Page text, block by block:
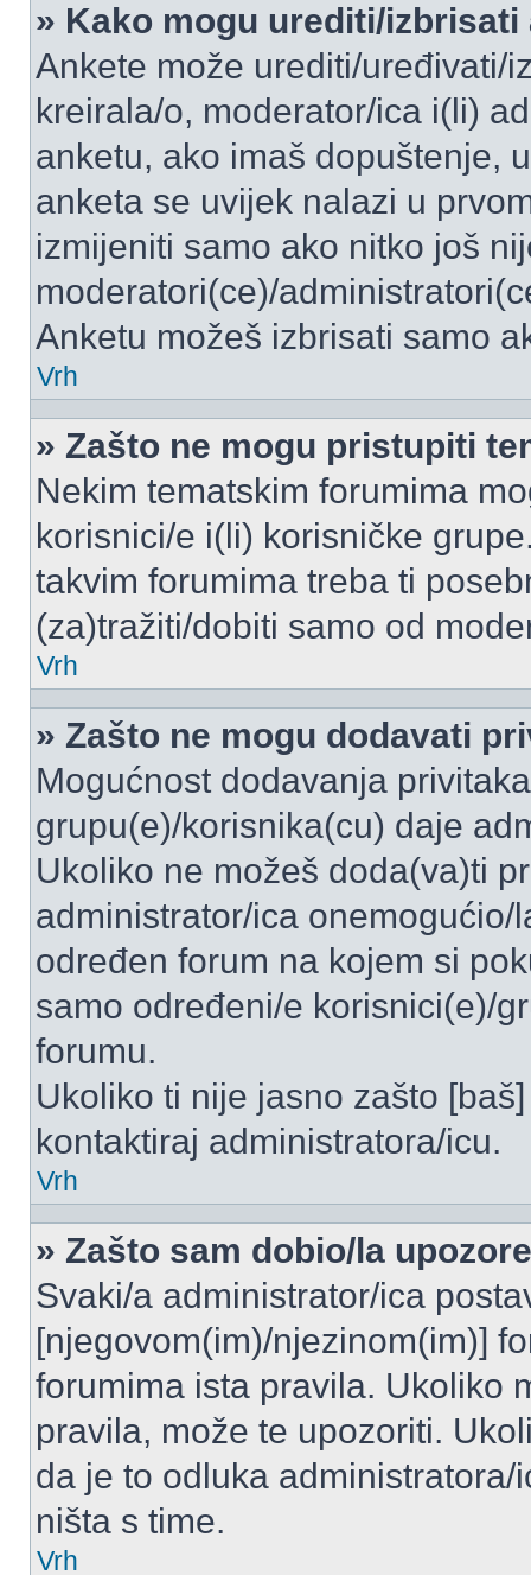
» Kako mogu urediti/izbrisati
Ankete može urediti/uređivati/
kreirala/o, moderator/ica i(li)
anketu, ako imaš dopuštenje,
anketa se uvijek nalazi u
izmijeniti samo ako nitko još
moderatori(ce)/
Anketu možeš izbrisati samo
Vrh
» Zašto ne mogu pristupiti
Nekim tematskim forumima
korisnici/e i(li) korisničke
takvim forumima treba ti
(za)tražiti/dobiti samo od
Vrh
» Zašto ne mogu dodavati
Mogućnost dodavanja
grupu(e)/korisnika(cu) daje
Ukoliko ne možeš doda(va)ti
administrator/ica
određen forum na kojem si
samo određeni/e korisnici(e)/
forumu.
Ukoliko ti nije jasno zašto
kontaktiraj administratora/icu.
Vrh
» Zašto sam dobio/la
Svaki/a administrator/ica
[njegovom(im)/njezinom(im)]
forumima ista pravila. Ukoliko
pravila, može te upozoriti.
da je to odluka
ništa s time.
Vrh